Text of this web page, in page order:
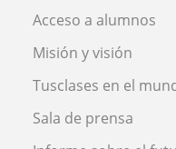
Acceso a alumnos
Misión y visión
Tusclases en el
Sala de prensa